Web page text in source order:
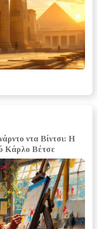
ντα Βίντσι: Η
Κάρλο Βέτσε